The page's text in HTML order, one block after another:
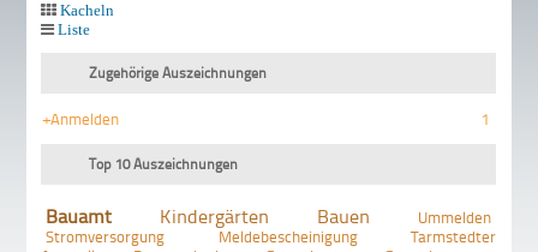
Kacheln
Liste
Zugehörige Auszeichnungen
+Anmelden 1
Top 10 Auszeichnungen
Bauamt Kindergärten Bauen
Ummelden
Stromversorgung
Meldebescheinigung
Tarmstedter